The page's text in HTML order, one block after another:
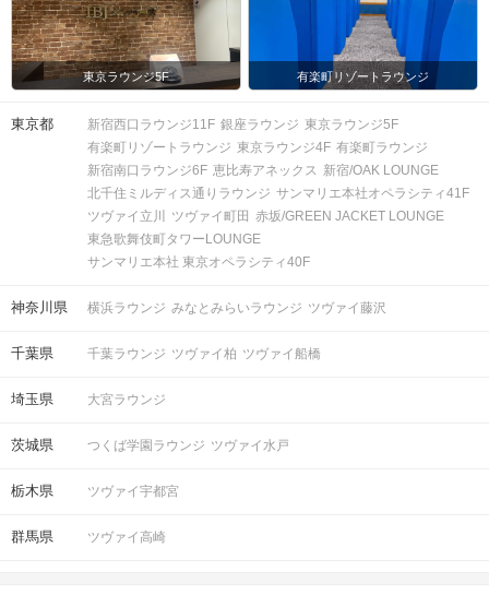
東京ラウンジ5F 有楽町リゾートラウンジ
東京都 新宿西口ラウンジ11F 銀座ラウンジ 東京ラウンジ5F
有楽町リゾートラウンジ 東京ラウンジ4F 有楽町ラウンジ
新宿南口ラウンジ6F 恵比寿アネックス 新宿/OAK LOUNGE
北千住ミルディス通りラウンジ サンマリエ本社オペラシティ41F
ツヴァイ立川
ツヴァイ町田 赤坂/GREEN JACKET LOUNGE
東急歌舞伎町タワーLOUNGE
サンマリエ本社 東京オペラシティ40F
神奈川県 横浜ラウンジ みなとみらいラウンジ ツヴァイ藤沢
千葉県 千葉ラウンジ ツヴァイ柏 ツヴァイ船橋
埼玉県 大宮ラウンジ
茨城県 つくば学園ラウンジ ツヴァイ水戸
栃木県 ツヴァイ宇都宮
群馬県 ツヴァイ高崎